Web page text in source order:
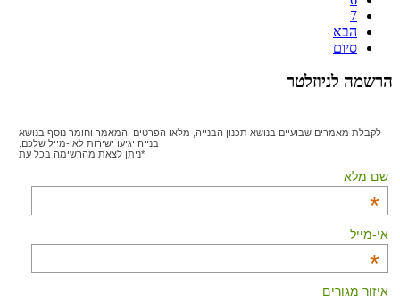
7
הבא
סיום
הרשמה לניוזלטר
לקבלת מאמרים שבועיים בנושא תכנון הבנייה, מלאו הפרטים והמאמר וחומר נוסף בנושא
בנייה יגיעו ישירות לאי-מייל שלכם.
*ניתן לצאת מהרשימה בכל עת
שם מלא
*
אי-מייל
*
איזור מגורים